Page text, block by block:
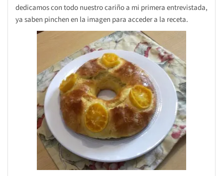
dedicamos con todo nuestro cariño a mi primera entrevistada,
ya saben pinchen en la imagen para acceder a la receta.